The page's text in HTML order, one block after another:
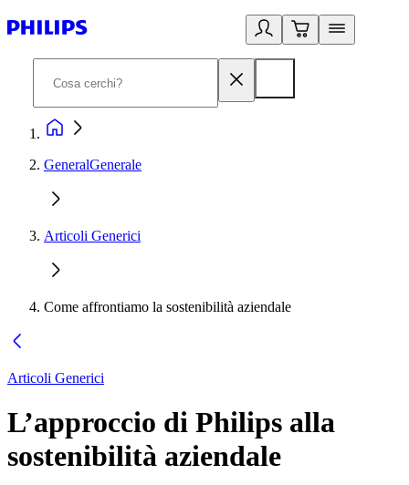
GeneralGenerale
Articoli Generici
Come affrontiamo la sostenibilità aziendale
Articoli Generici
L’approccio di Philips alla
sostenibilità aziendale